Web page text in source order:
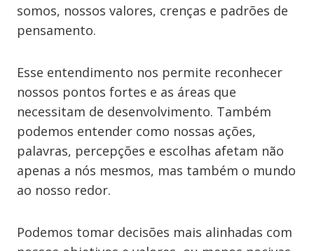
somos, nossos valores, crenças e padrões de
pensamento.
Esse entendimento nos permite reconhecer
nossos pontos fortes e as áreas que
necessitam de desenvolvimento. Também
podemos entender como nossas ações,
palavras, percepções e escolhas afetam não
apenas a nós mesmos, mas também o mundo
ao nosso redor.
Podemos tomar decisões mais alinhadas com